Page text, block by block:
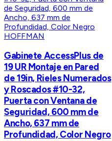
HOFFMAN
Gabinete AccessPlus de
19 UR Montaje en Pared
de 19in, Rieles Numerados
y Roscados #10-32,
Puerta con Ventana de
Seguridad, 600 mm de
Ancho, 637 mm de
Profundidad, Color Negro